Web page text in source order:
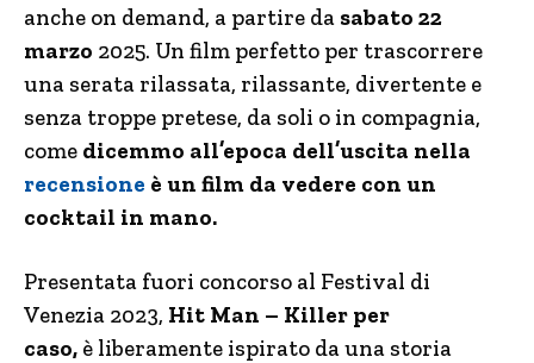
anche on demand, a partire da sabato 22
marzo 2025. Un film perfetto per trascorrere
una serata rilassata, rilassante, divertente e
senza troppe pretese, da soli o in compagnia,
come dicemmo all’epoca dell’uscita nella
recensione è un film da vedere con un
cocktail in mano.
Presentata fuori concorso al Festival di
Venezia 2023, Hit Man – Killer per
caso, è liberamente ispirato da una storia